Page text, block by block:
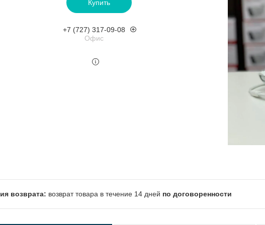
Купить
+7 (727) 317-09-08
Офис
возврат товара в течение 14 дней по договоренности